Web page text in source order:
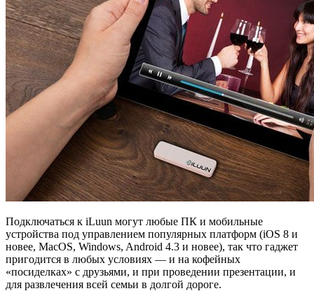
Подключаться к iLuun могут любые ПК и мобильные
устройства под управлением популярных платформ (iOS 8 и
новее, MacOS, Windows, Android 4.3 и новее), так что гаджет
пригодится в любых условиях — и на кофейных
«посиделках» с друзьями, и при проведении презентации, и
для развлечения всей семьи в долгой дороге.